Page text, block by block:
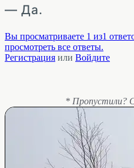
— Да.
Вы просматриваете 1 из1
просмотреть все ответы.
Регистрация или Войдите
* Пропустили?